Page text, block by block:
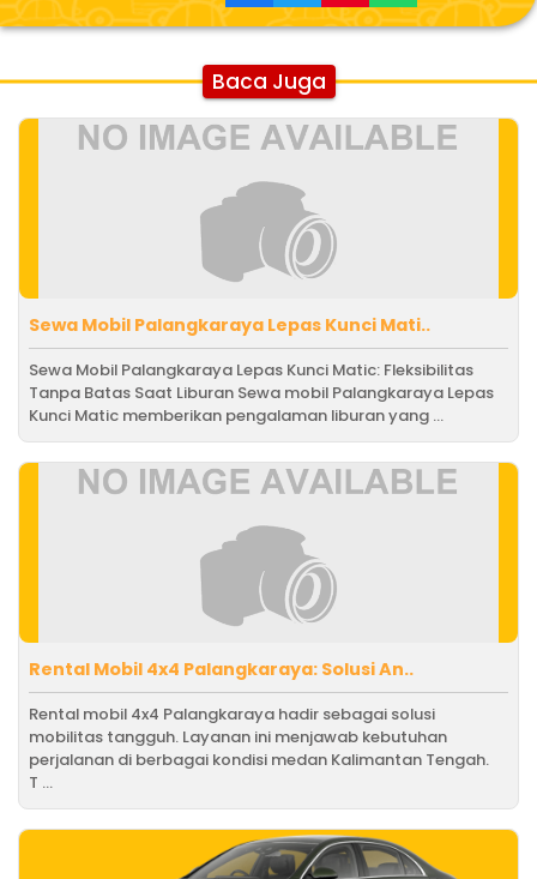
Baca Juga
Sewa Mobil Palangkaraya Lepas Kunci Mati..
Sewa Mobil Palangkaraya Lepas Kunci Matic: Fleksibilitas
Tanpa Batas Saat Liburan Sewa mobil Palangkaraya Lepas
Kunci Matic memberikan pengalaman liburan yang ...
Rental Mobil 4x4 Palangkaraya: Solusi An..
Rental mobil 4x4 Palangkaraya hadir sebagai solusi
mobilitas tangguh. Layanan ini menjawab kebutuhan
perjalanan di berbagai kondisi medan Kalimantan Tengah.
T ...